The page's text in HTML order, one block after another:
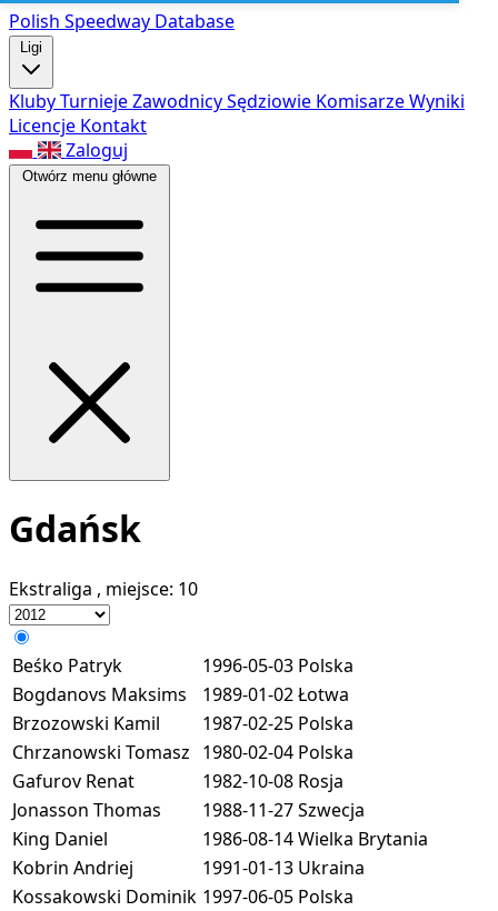
Polish Speedway Database
Ligi
KlubyTurniejeZawodnicySędziowie KomisarzeWyniki
Licencje Kontakt
Zaloguj
Otwórz menu główne
Gdańsk
Ekstraliga , miejsce: 10
Beśko Patryk 1996-05-03 Polska
Bogdanovs Maksims
1989-01-02Łotwa
Brzozowski Kamil
1987-02-25 Polska
Chrzanowski Tomasz 1980-02-04 Polska
Gafurov Renat
1982-10-08 Rosja
Jonasson Thomas
1988-11-27Szwecja
King Daniel
1986-08-14Wielka Brytania
Kobrin Andriej
1991-01-13 Ukraina
Kossakowski Dominik 1997-06-05 Polska